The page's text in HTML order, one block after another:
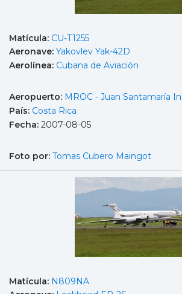
Matícula: CU-T1255
Aeronave: Yakovlev Yak-42D
Aerolínea: Cubana de Aviación
Aeropuerto: MROC - Juan Santamaría
País: Costa Rica
Fecha: 2007-08-05
Foto por: Tomas Cubero Maingot
Matícula: N809NA